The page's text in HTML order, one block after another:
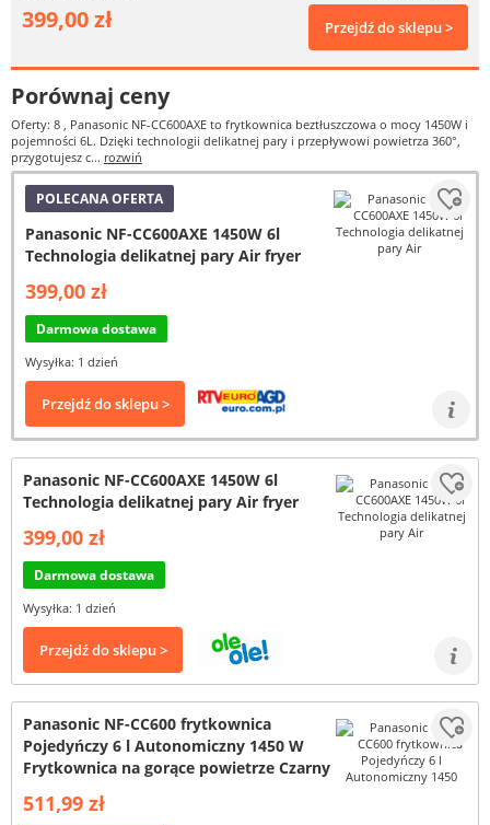
399,00 zł Przejdź do sklepu >
Porównaj ceny
Oferty: 8 , Panasonic NF-CC600AXE to frytkownica beztłuszczowa o mocy 1450W i
pojemności 6L. Dzięki technologii delikatnej pary i przepływowi powietrza 360°,
przygotujesz c... rozwiń
POLECANA OFERTA
Panasonic NF-CC600AXE 1450W 6l
Technologia delikatnej pary Air fryer
399,00 zł
Darmowa dostawa
Wysyłka: 1 dzień
Przejdź do sklepu >
Panasonic NF-CC600AXE 1450W 6l
Technologia delikatnej pary Air fryer
399,00 zł
Darmowa dostawa
Wysyłka: 1 dzień
Przejdź do sklepu >
Panasonic NF-CC600 frytkownica
Pojedyńczy 6 l Autonomiczny 1450 W
Frytkownica na gorące powietrze Czarny
511,99 zł